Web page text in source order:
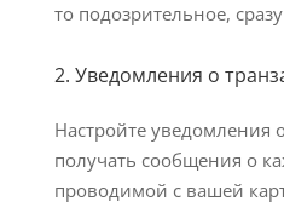
то подозрительное,
2. Уведомления о
Настройте уведомления
получать сообщения о
проводимой с вашей